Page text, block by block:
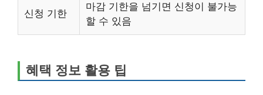
신청 기한
마감 기한을 넘기면 신청이 불가능
할 수 있음
혜택 정보 활용 팁